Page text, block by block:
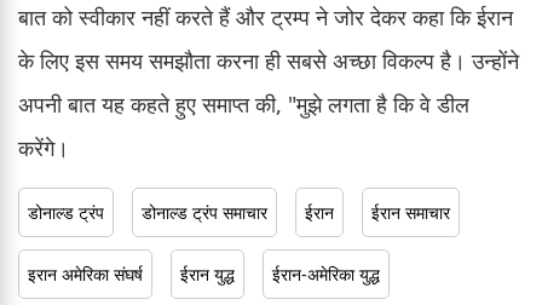
बात को स्वीकार नहीं करते हैं और ट्रम्प ने जोर देकर कहा कि ईरान
के लिए इस समय समझौता करना ही सबसे अच्छा विकल्प है। उन्होंने
अपनी बात यह कहते हुए समाप्त की, "मुझे लगता है कि वे डील
करेंगे।
डोनाल्ड ट्रंप डोनाल्ड ट्रंप समाचार ईरान ईरान समाचार
इरान अमेरिका संघर्ष ईरान युद्ध ईरान-अमेरिका युद्ध